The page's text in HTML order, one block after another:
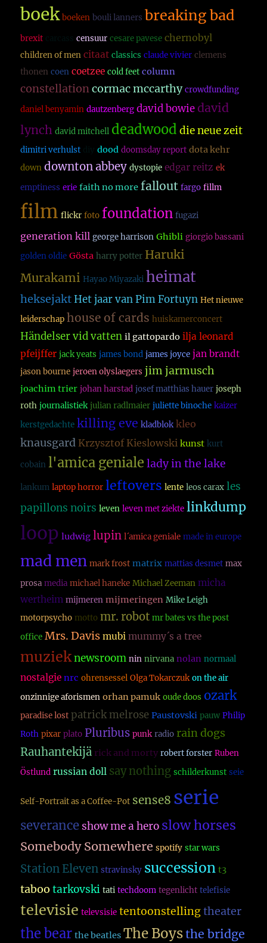
boek boeken bouli lanners breaking bad
brexit censuur cesare pavese chernobyl
children of men citaat classics claude vivier clemens
thonen coen coetzee cold feet column
constellationcormac mccarthy crowdfunding
daniel benyamin dautzenberg david bowie david
lynch david mitchell deadwood die neue zeit
dimitri verhulst dood doomsday report dota kehr
down downton abbey dystopie edgar reitz ek
emptiness erie faith no more fallout fargo fillm
film flickr foto foundation fugazi
generation kill george harrison Ghibli giorgio bassani
golden oldie Gösta harry potter Haruki
Murakami Hayao Miyazaki heimat
heksejakt Het jaar van Pim Fortuyn Het nieuwe
leiderschap house of cards huiskamerconcert
Händelser vid vatten il gattopardo ilja leonard
pfeijffer jack yeats james bond james joyce jan brandt
jason bourne jeroen olyslaegers jim jarmusch
joachim trier johan harstad josef matthias hauer joseph
roth journalistiek julian radlmaier juliette binoche kaizer
kerstgedachte killing eve kladblok kleo
knausgard Krzysztof Kieslowski kunst kurt
cobain l'amica geniale lady in the lake
lankum laptop horror leftovers lente leos carax les
papillons noirs leven leven met ziekte linkdump
loop ludwig lupin l´amica geniale made in europe
mad men mark frost matrix mattias desmet max
prosa media michael haneke Michael Zeeman micha
wertheim mijmeren mijmeringen Mike Leigh
motorpsycho motto mr. robot mr bates vs the post
office Mrs. Davis mubi mummy´s a tree
muzieknewsroom nin nirvana nolan normaal
nostalgie nrc ohrensessel Olga Tokarczuk on the air
onzinnige aforismen orhan pamuk oude doos ozark
paradise lost patrick melrose Paustovski pauw Philip
Roth pixar plato Pluribus punk radio rain dogs
Rauhantekijä rick and morty robert forster Ruben
Östlund russian doll say nothing schilderkunst seie
Self-Portrait as a Coffee-Pot sense8 serie
severance show me a hero slow horses
Somebody Somewhere spotify star wars
Station Eleven stravinsky succession t3
taboo tarkovski tati techdoom tegenlicht telefisie
televisie televsisie tentoonstelling theater
the bear the beatles The Boysthe bridge